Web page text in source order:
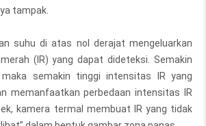
tampak.
suhu di atas nol derajat mengeluarkan
(IR) yang dapat dideteksi. Semakin
semakin tinggi intensitas IR yang
memanfaatkan perbedaan intensitas IR
kamera termal membuat IR yang tidak